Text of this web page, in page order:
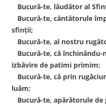
Bucură-te, lăudător al
Bucură-te, cântătorule
sfinţii;
Bucură-te, al nostru
Bucură-te, că
izbăvire de patimi primim;
Bucură-te, că prin
luăm;
Bucură-te, apărătorule de